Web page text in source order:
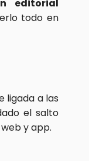
editorial
todo en
ligada a las
el salto
y app.